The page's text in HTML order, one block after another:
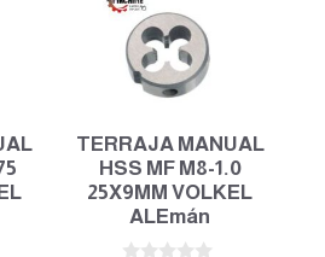
TERRAJA MANUAL
HSS MF M8-1.0
25X9MM VOLKEL
ALEmán